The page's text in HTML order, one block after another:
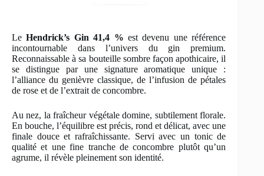
LeHendrick’s Gin 41,4 % est devenu une référence
incontournable dans l’univers du gin premium.
Reconnaissable à sa bouteille sombre façon apothicaire, il
se distingue par une signature aromatique unique :
l’alliance du genièvre classique, de l’infusion de pétales
de rose et de l’extrait de concombre.
Au nez, la fraîcheur végétale domine, subtilement florale.
En bouche, l’équilibre est précis, rond et délicat, avec une
finale douce et rafraîchissante. Servi avec un tonic de
qualité et une fine tranche de concombre plutôt qu’un
agrume, il révèle pleinement son identité.